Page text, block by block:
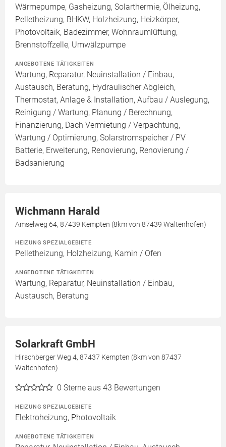
Wärmepumpe, Gasheizung, Solarthermie, Ölheizung,
Pelletheizung, BHKW, Holzheizung, Heizkörper,
Photovoltaik, Badezimmer, Wohnraumlüftung,
Brennstoffzelle, Umwälzpumpe
ANGEBOTENE TÄTIGKEITEN
Wartung, Reparatur, Neuinstallation / Einbau,
Austausch, Beratung, Hydraulischer Abgleich,
Thermostat, Anlage & Installation, Aufbau / Auslegung,
Reinigung / Wartung, Planung / Berechnung,
Finanzierung, Dach Vermietung / Verpachtung,
Wartung / Optimierung, Solarstromspeicher / PV
Batterie, Erweiterung, Renovierung, Renovierung /
Badsanierung
Wichmann Harald
Amselweg 64, 87439 Kempten (8km von 87439 Waltenhofen)
HEIZUNG SPEZIALGEBIETE
Pelletheizung, Holzheizung, Kamin / Ofen
ANGEBOTENE TÄTIGKEITEN
Wartung, Reparatur, Neuinstallation / Einbau,
Austausch, Beratung
Solarkraft GmbH
Hirschberger Weg 4, 87437 Kempten (8km von 87437
Waltenhofen)
0 Sterne aus 43 Bewertungen
HEIZUNG SPEZIALGEBIETE
Elektroheizung, Photovoltaik
ANGEBOTENE TÄTIGKEITEN